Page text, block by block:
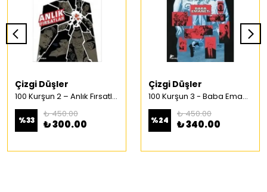
Çizgi Düşler
100 Kurşun 2 – Anlık Fırsatlar Türkçe Çizgi Roman
%33
₺ 450.00
₺ 300.00
Çizgi Düşler
100 Kurşun 3 - Baba Emaneti Türkçe Çizgi Roman
%24
₺ 450.00
₺ 340.00